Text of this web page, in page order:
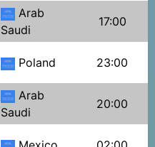
Arab
Saudi
17:00
Poland 23:00
Arab
Saudi
20:00